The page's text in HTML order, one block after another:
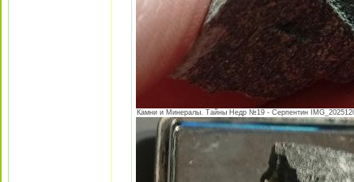
Камни и Минералы. Тайны Недр №19 - Серпентин